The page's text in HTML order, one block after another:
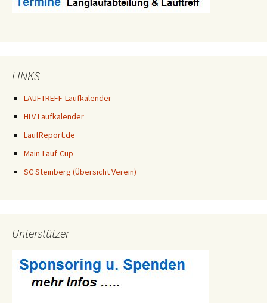
LINKS
LAUFTREFF-Laufkalender
HLV Laufkalender
LaufReport.de
Main-Lauf-Cup
SC Steinberg (Übersicht Verein)
Unterstützer